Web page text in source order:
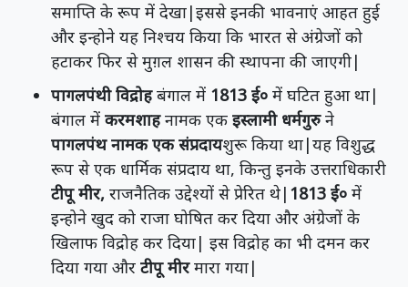
समाप्ति के रूप में देखा|इससे इनकी भावनाएं आहत हुई
और इन्होने यह निश्चय किया कि भारत से अंग्रेजों को
हटाकर फिर से मुग़ल शासन की स्थापना की जाएगी|
पागलपंथी विद्रोहबंगाल में 1813 ई० में घटित हुआ था|
बंगाल में करमशाहनामक एक इस्लामी धर्मगुरुने
पागलपंथ नामक एक संप्रदायशुरू किया था|यह विशुद्ध
रूप से एक धार्मिक संप्रदाय था, किन्तु इनके उत्तराधिकारी
टीपू मीर, राजनैतिक उद्देश्यों से प्रेरित थे| 1813 ई० में
इन्होने खुद को राजा घोषित कर दिया और अंग्रेजों के
खिलाफ विद्रोह कर दिया| इस विद्रोह का भी दमन कर
दिया गया और टीपू मीरमारा गया|